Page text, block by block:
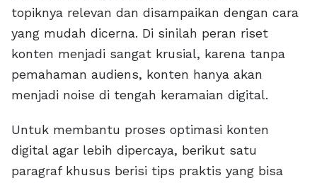
topiknya relevan dan disampaikan dengan cara
yang mudah dicerna. Di sinilah peran riset
konten menjadi sangat krusial, karena tanpa
pemahaman audiens, konten hanya akan
menjadi noise di tengah keramaian digital.
Untuk membantu proses optimasi konten
digital agar lebih dipercaya, berikut satu
paragraf khusus berisi tips praktis yang bisa